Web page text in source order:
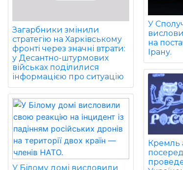
Загарбники змінили
стратегію на Харківському
фронті через значні втрати:
у Десантно-штурмових
військах поділилися
інформацією про ситуацію
У Білому домі висловили
У
на
Ірану.
Кремль